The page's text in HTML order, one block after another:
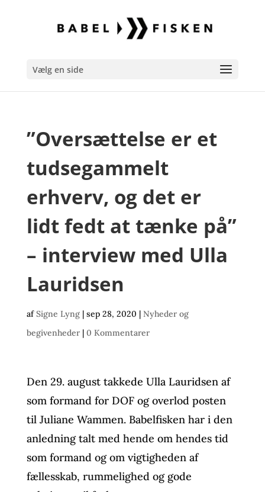
Vælg en side
”Oversættelse er et
tudsegammelt
erhverv, og det er
lidt fedt at tænke på”
– interview med Ulla
Lauridsen
afSigne Lyng| sep 28, 2020 | Nyheder og
begivenheder| 0 Kommentarer
Den 29. august takkede Ulla Lauridsen af
som formand for DOF og overlod posten
til Juliane Wammen. Babelfisken har i den
anledning talt med hende om hendes tid
som formand og om vigtigheden af
fællesskab, rummelighed og gode